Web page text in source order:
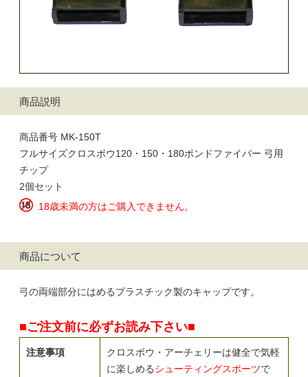
商品説明
商品番号 MK-150T
フルサイズクロスボウ120・150・180ポンドファイバー 弓用
チップ
2個セット
18歳未満の方はご購入できません。
商品について
弓の両端部分にはめるプラスチック製のキャップです。
■ご注文前に必ずお読み下さい■
注意事項
クロスボウ・アーチェリーは健全で気軽
に楽しめるシューティングスポーツで